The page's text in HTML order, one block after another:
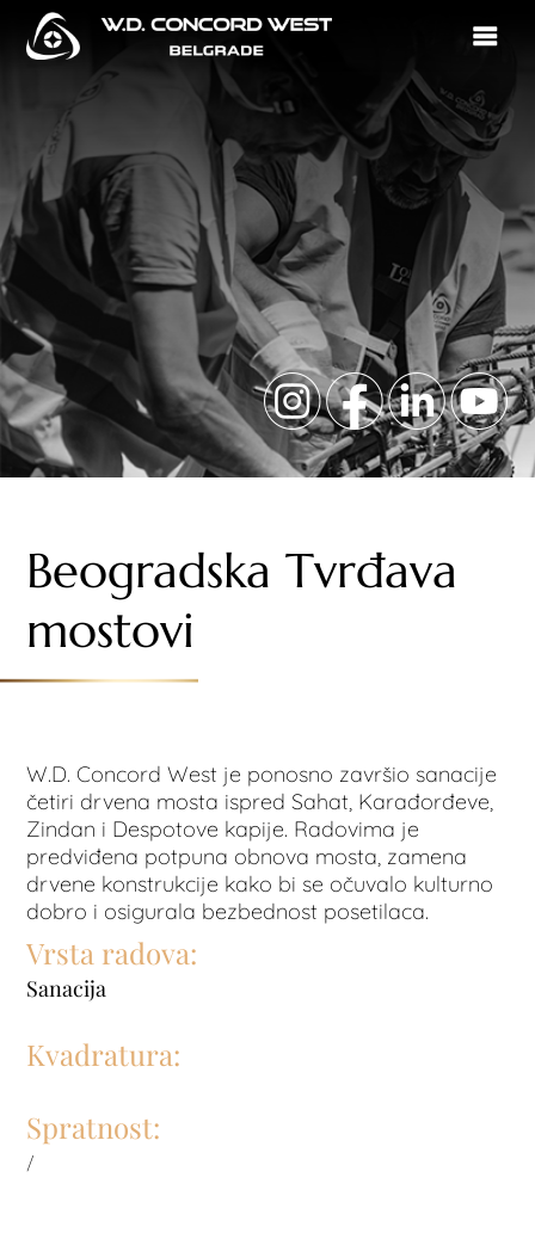
Beogradska Tvrđava
mostovi
W.D. Concord West je ponosno završio sanacije
četiri drvena mosta ispred Sahat, Karađorđeve,
Zindan i Despotove kapije. Radovima je
predviđena potpuna obnova mosta, zamena
drvene konstrukcije kako bi se očuvalo kulturno
dobro i osigurala bezbednost posetilaca.
Vrsta radova:
Sanacija
Kvadratura:
Spratnost:
/